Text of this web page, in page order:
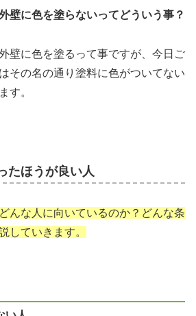
壁に色を塗らないってどういう事？
壁に色を塗るって事ですが、今日ご
その名の通り塗料に色がついてない
す。
たほうが良い人
んな人に向いているのか？どんな条
していきます。